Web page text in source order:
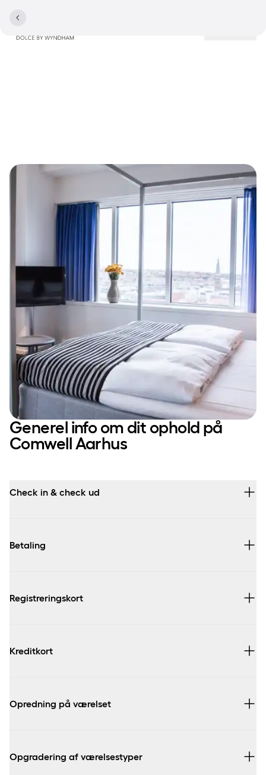
Generel info om dit ophold på
Comwell Aarhus
Check in & check ud
Betaling
Registreringskort
Kreditkort
Opredning på værelset
Opgradering af værelsestyper